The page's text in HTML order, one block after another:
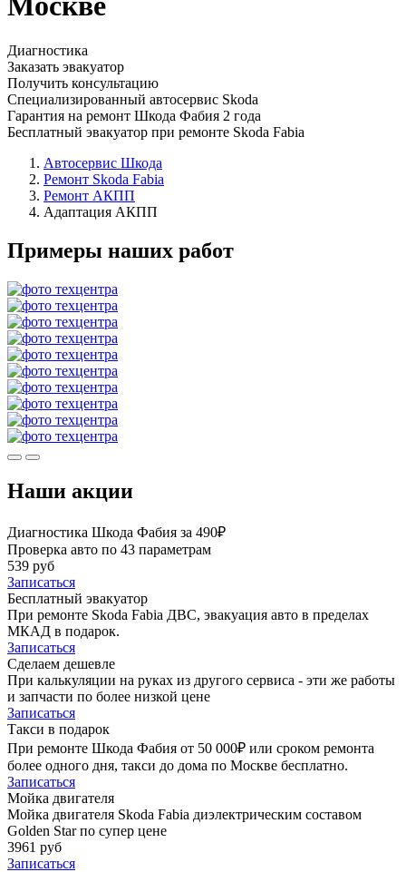
Диагностика
Заказать эвакуатор
Получить консультацию
Специализированный автосервис Skoda
Гарантия на ремонт Шкода Фабия 2 года
Бесплатный эвакуатор при ремонте Skoda Fabia
Автосервис Шкода
Ремонт Skoda Fabia
Ремонт АКПП
Адаптация АКПП
Примеры наших работ
Наши акции
Диагностика Шкода Фабия за 490₽
Проверка авто по 43 параметрам
539 руб
Записаться
Бесплатный эвакуатор
При ремонте Skoda Fabia ДВС, эвакуация авто в пределах
МКАД в подарок.
Записаться
Сделаем дешевле
При калькуляции на руках из другого сервиса - эти же работы
и запчасти по более низкой цене
Записаться
Такси в подарок
При ремонте Шкода Фабия от 50 000₽ или сроком ремонта
более одного дня, такси до дома по Москве бесплатно.
Записаться
Мойка двигателя
Мойка двигателя Skoda Fabia диэлектрическим составом
Golden Star по супер цене
3961 руб
Записаться